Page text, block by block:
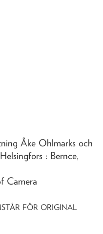
Åke Ohlmarks och
: Bernce,
Camera
FÖR ORIGINAL